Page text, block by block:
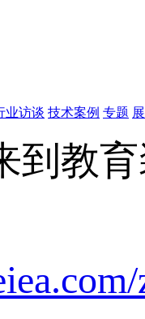
业访谈 技术案例 专题
到教